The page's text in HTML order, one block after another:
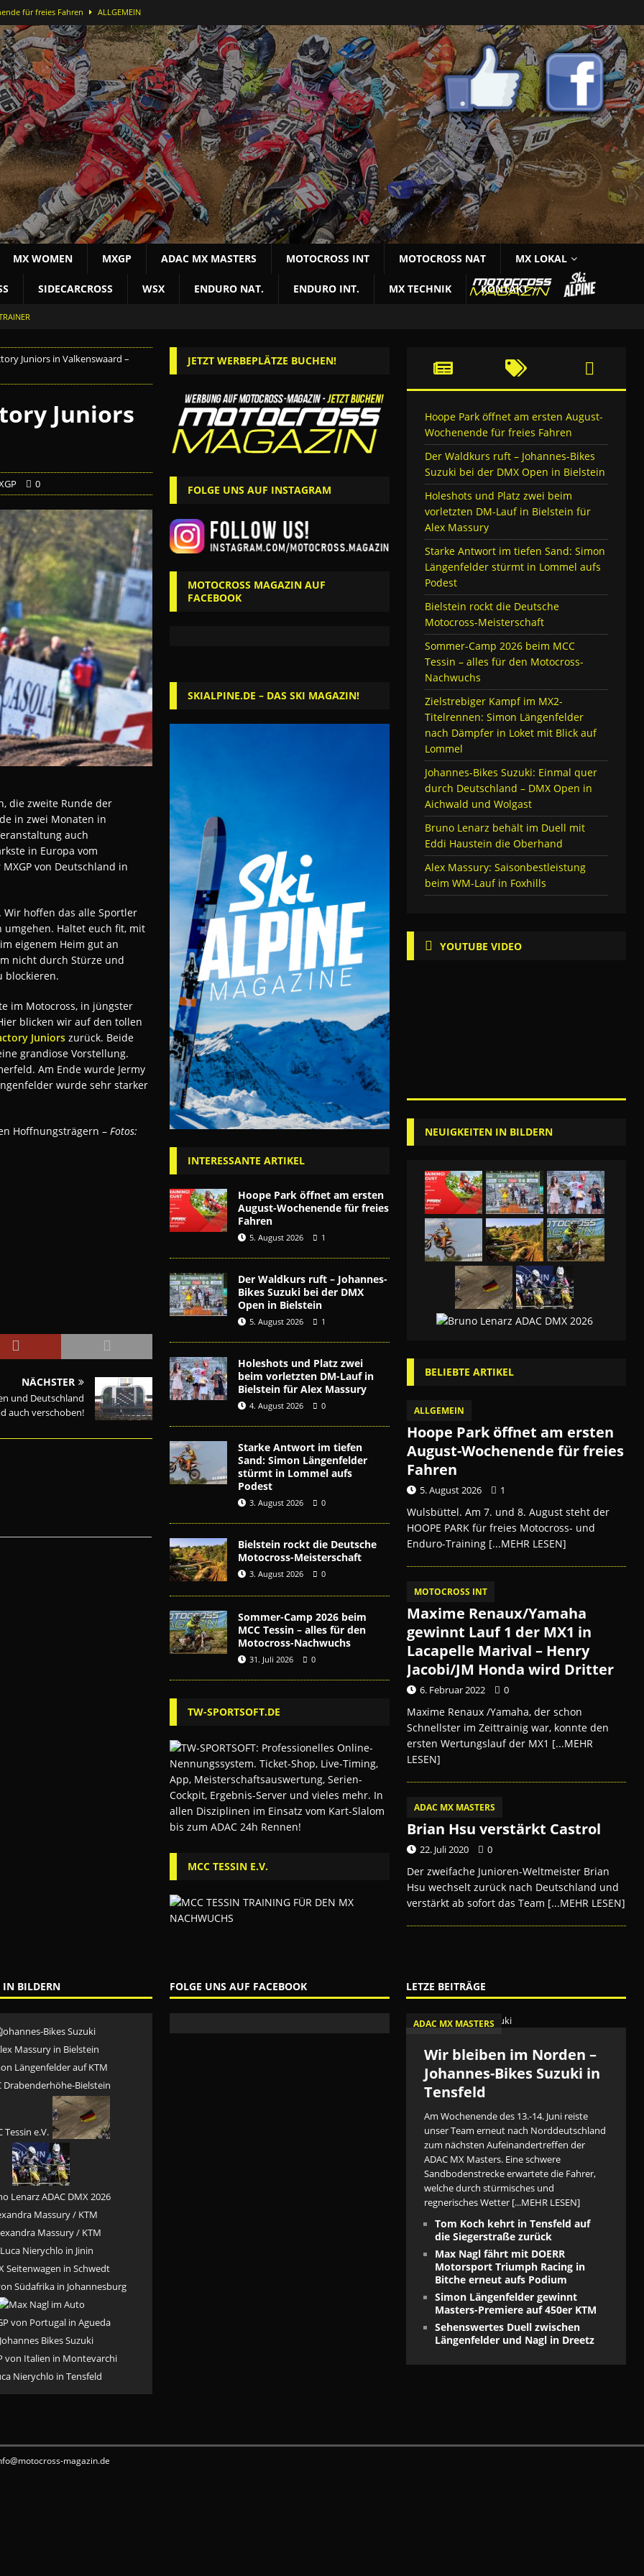
für freies Fahren ALLGEMEIN
der DMX Open in Bielstein MOTOCROSS NAT
Lauf in Bielstein für Alex Massury MX NEWS
stürmt in Lommel aufs Podest MOTOCROSS INT
MOTOCROSS NAT
MX WOMEN MXGP ADAC MX MASTERS MOTOCROSS INT MOTOCROSS NAT MX LOKAL
SIDECARCROSS WSX ENDURO NAT. ENDURO INT. MX TECHNIK KONTAKT
Juniors in Valkenswaard –
Juniors
0
die zweite Runde der
in zwei Monaten in
auch
in Europa vom
von Deutschland in
hoffen das alle Sportler
Haltet euch fit, mit
eigenem Heim gut an
nicht durch Stürze und
blockieren.
im Motocross, in jüngster
blicken wir auf den tollen
Juniors zurück. Beide
grandiose Vorstellung.
Am Ende wurde Jermy
wurde sehr starker
Hoffnungsträgern – Fotos:
NÄCHSTER
und Deutschland
auch verschoben!
JETZT WERBEPLÄTZE BUCHEN!
FOLGE UNS AUF INSTAGRAM
MOTOCROSS MAGAZIN AUF
FACEBOOK
SKIALPINE.DE – DAS SKI MAGAZIN!
INTERESSANTE ARTIKEL
Hoope Park öffnet am ersten
August-Wochenende für freies
Fahren
5. August 2026 1
Der Waldkurs ruft – Johannes-
Bikes Suzuki bei der DMX
Open in Bielstein
5. August 2026 1
Holeshots und Platz zwei
beim vorletzten DM-Lauf in
Bielstein für Alex Massury
4. August 2026 0
Starke Antwort im tiefen
Sand: Simon Längenfelder
stürmt in Lommel aufs
Podest
3. August 2026 0
Bielstein rockt die Deutsche
Motocross-Meisterschaft
3. August 2026 0
Sommer-Camp 2026 beim
MCC Tessin – alles für den
Motocross-Nachwuchs
31. Juli 2026 0
TW-SPORTSOFT.DE
MCC TESSIN E.V.
Hoope Park öffnet am ersten August-
Wochenende für freies Fahren
Der Waldkurs ruft – Johannes-Bikes
Suzuki bei der DMX Open in Bielstein
Holeshots und Platz zwei beim
vorletzten DM-Lauf in Bielstein für
Alex Massury
Starke Antwort im tiefen Sand: Simon
Längenfelder stürmt in Lommel aufs
Podest
Bielstein rockt die Deutsche
Motocross-Meisterschaft
Sommer-Camp 2026 beim MCC
Tessin – alles für den Motocross-
Nachwuchs
Zielstrebiger Kampf im MX2-
Titelrennen: Simon Längenfelder
nach Dämpfer in Loket mit Blick auf
Lommel
Johannes-Bikes Suzuki: Einmal quer
durch Deutschland – DMX Open in
Aichwald und Wolgast
Bruno Lenarz behält im Duell mit
Eddi Haustein die Oberhand
Alex Massury: Saisonbestleistung
beim WM-Lauf in Foxhills
YOUTUBE VIDEO
NEUIGKEITEN IN BILDERN
BELIEBTE ARTIKEL
ALLGEMEIN
Hoope Park öffnet am ersten
August-Wochenende für freies
Fahren
5. August 2026 1
Wulsbüttel. Am 7. und 8. August steht der
HOOPE PARK für freies Motocross- und
Enduro-Training [...MEHR LESEN]
MOTOCROSS INT
Maxime Renaux/Yamaha
gewinnt Lauf 1 der MX1 in
Lacapelle Marival – Henry
Jacobi/JM Honda wird Dritter
6. Februar 2022 0
Maxime Renaux /Yamaha, der schon
Schnellster im Zeittrainig war, konnte den
ersten Wertungslauf der MX1 [...MEHR
LESEN]
ADAC MX MASTERS
Brian Hsu verstärkt Castrol
22. Juli 2020 0
Der zweifache Junioren-Weltmeister Brian
Hsu wechselt zurück nach Deutschland und
verstärkt ab sofort das Team [...MEHR LESEN]
IN BILDERN FOLGE UNS AUF FACEBOOK LETZE BEITRÄGE
ADAC MX MASTERS
Wir bleiben im Norden –
Johannes-Bikes Suzuki in
Tensfeld
Am Wochenende des 13.-14. Juni reiste
unser Team erneut nach Norddeutschland
zum nächsten Aufeinandertreffen der
ADAC MX Masters. Eine schwere
Sandbodenstrecke erwartete die Fahrer,
welche durch stürmisches und
regnerisches Wetter [...MEHR LESEN]
Tom Koch kehrt in Tensfeld auf
die Siegerstraße zurück
Max Nagl fährt mit DOERR
Motorsport Triumph Racing in
Bitche erneut aufs Podium
Simon Längenfelder gewinnt
Masters-Premiere auf 450er KTM
Sehenswertes Duell zwischen
Längenfelder und Nagl in Dreetz
magazin.de